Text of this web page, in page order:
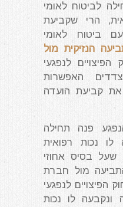
לביטוח לאומי
הרי שקביעת
ביטוח לאומי
הנזיקית מול
הפיצויים לנפגעי
האפשרות
קביעת הועדה
פנה תחילה
לו נכות רפואית
15%, הרי שעל בסיס אחוזי
מול חברת
הפיצויים לנפגעי
ונקבעה לו נכות